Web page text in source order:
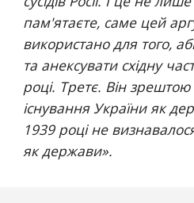
пам'ятаєте, саме цей
використано для того,
та анексувати східну
році. Третє. Він
існування України як
1939 році не
як держави».